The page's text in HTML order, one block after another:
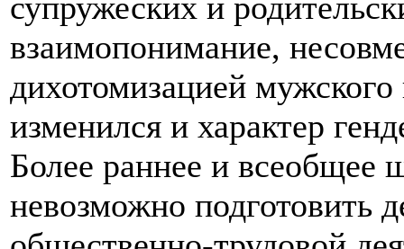
супружеских и
взаимопонимание,
дихотомизацией
изменился и характер
Более раннее и всеобщее
невозможно подготовить